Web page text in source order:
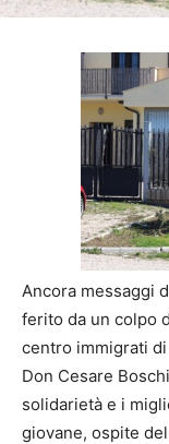
Ancora messaggi
ferito da un colpo
centro immigrati di
Don Cesare
solidarietà e i
giovane, ospite